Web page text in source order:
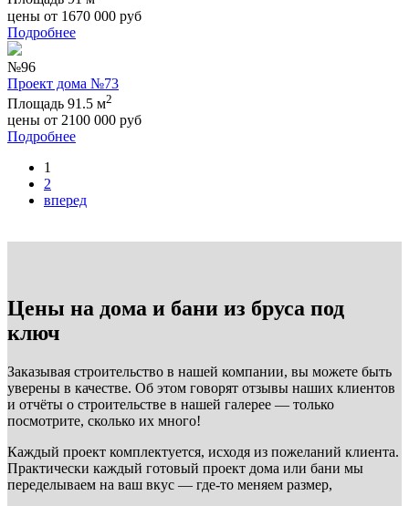
цены от 1670 000 руб
Подробнее
№96
Проект дома №73
Площадь 91.5 м2
цены от 2100 000 руб
Подробнее
1
2
вперед
Цены на дома и бани из бруса под
ключ
Заказывая строительство в нашей компании, вы можете быть
уверены в качестве. Об этом говорят отзывы наших клиентов
и отчёты о строительстве в нашей галерее — только
посмотрите, сколько их много!
Каждый проект комплектуется, исходя из пожеланий клиента.
Практически каждый готовый проект дома или бани мы
переделываем на ваш вкус — где-то меняем размер,